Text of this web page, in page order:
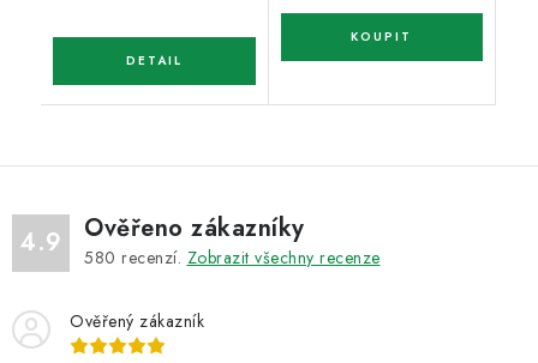
4.9 Ověřeno zákazníky
580 recenzí. Zobrazit všechny recenze
Ověřený zákazník